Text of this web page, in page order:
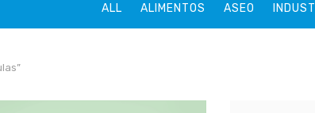
ALL ALIMENTOS ASEO